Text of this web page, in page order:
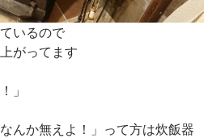
いるので
がってます
」
んか無えよ！」って方は炊飯器